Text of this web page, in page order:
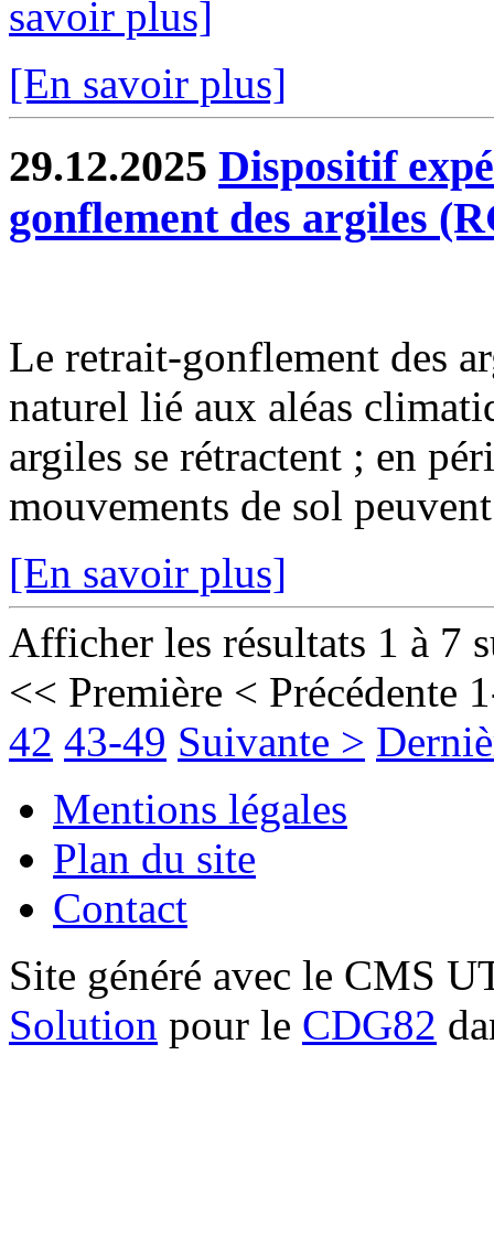
savoir plus]
[En savoir plus]
29.12.2025 Dispositif
gonflement des argiles
Le retrait-gonflement des
naturel lié aux aléas
argiles se rétractent ; en
mouvements de sol
[En savoir plus]
Afficher les résultats 1 à 7
<< Première < Précédente
42 43-49 Suivante >
Mentions légales
Plan du site
Contact
Site généré avec le CMS
Solution pour le CDG82